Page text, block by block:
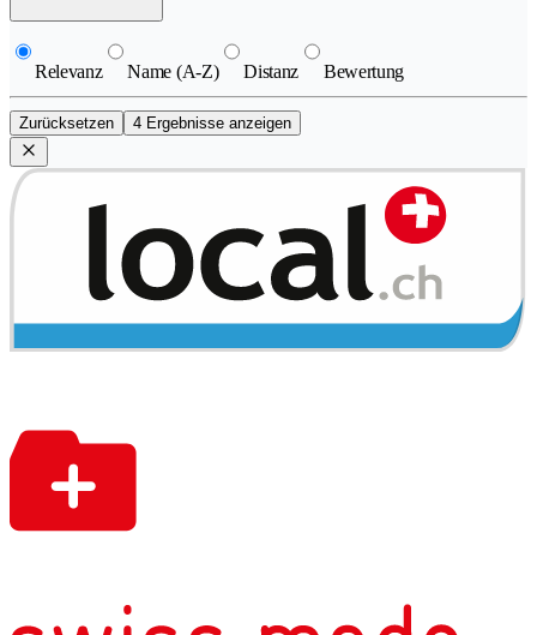
Relevanz Name (A-Z) Distanz Bewertung
Zurücksetzen 4 Ergebnisse anzeigen